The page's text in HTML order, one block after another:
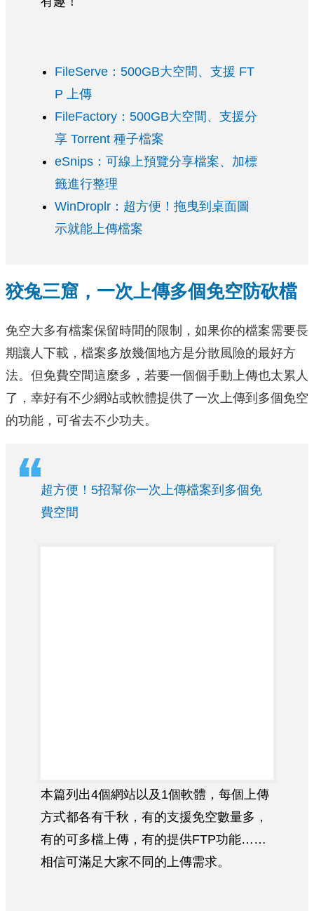
FileServe：500GB大空間、支援 FT
P 上傳
FileFactory：500GB大空間、支援分
享 Torrent 種子檔案
eSnips：可線上預覽分享檔案、加標
籤進行整理
WinDroplr：超方便！拖曳到桌面圖
示就能上傳檔案
狡兔三窟，一次上傳多個免空防砍檔
免空大多有檔案保留時間的限制，如果你的檔案需要長
期讓人下載，檔案多放幾個地方是分散風險的最好方
法。但免費空間這麼多，若要一個個手動上傳也太累人
了，幸好有不少網站或軟體提供了一次上傳到多個免空
的功能，可省去不少功夫。
超方便！5招幫你一次上傳檔案到多個免
費空間
本篇列出4個網站以及1個軟體，每個上傳
方式都各有千秋，有的支援免空數量多，
有的可多檔上傳，有的提供FTP功能……
相信可滿足大家不同的上傳需求。